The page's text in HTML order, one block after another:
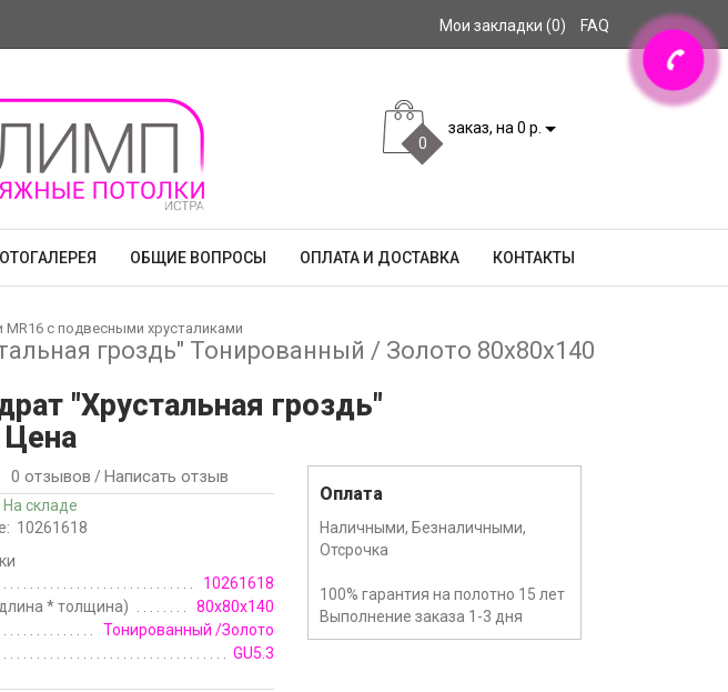
Мои закладки (0) FAQ
0
заказ, на 0 р.
ОБЩИЕ ВОПРОСЫ ОПЛАТА И ДОСТАВКА КОНТАКТЫ
MR16 с подвесными хрусталиками
гроздь" Тонированный / Золото 80x80x140
"Хрустальная гроздь"
0 отзывов / Написать отзыв
На складе
10261618
10261618
* толщина)
80x80x140
Тонированный /Золото
GU5.3
Оплата
Наличными, Безналичными,
Отсрочка
100% гарантия на полотно 15 лет
Выполнение заказа 1-3 дня